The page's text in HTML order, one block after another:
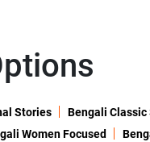
Stories Bengali Classic
Women Focused